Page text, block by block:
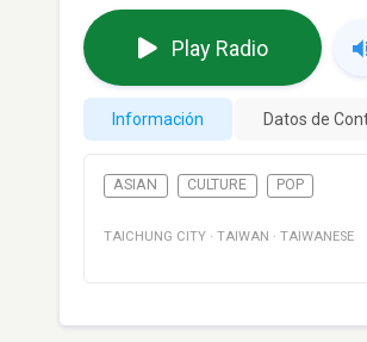
Play Radio
Información Datos de
ASIAN CULTURE POP
TAICHUNG CITY · TAIWAN · TAIWANESE